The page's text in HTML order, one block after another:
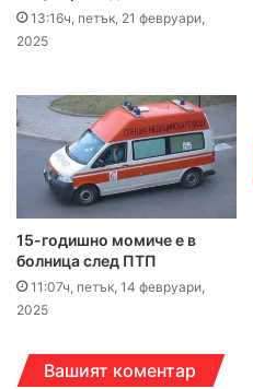
13:16ч, петък, 21 февруари,
2025
15-годишно момиче е в
болница след ПТП
11:07ч, петък, 14 февруари,
2025
Вашият коментар